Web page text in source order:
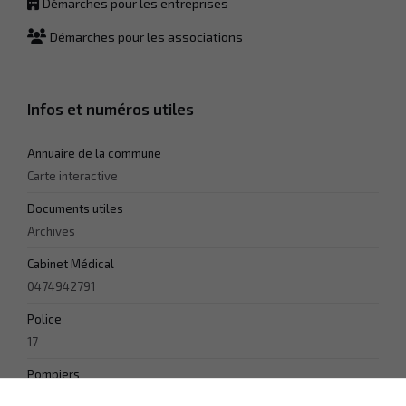
Démarches pour les associations
Infos et numéros utiles
Annuaire de la commune
Carte interactive
Documents utiles
Archives
Cabinet Médical
0474942791
Police
17
Pompiers
utilisé.